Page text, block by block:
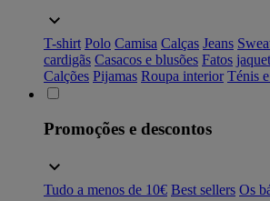
T-shirt Polo Camisa Calças Jeans
cardigãs Casacos e blusões Fatos
Calções Pijamas Roupa interior Ténis
Promoções e descontos
Tudo a menos de 10€ Best sellers Os